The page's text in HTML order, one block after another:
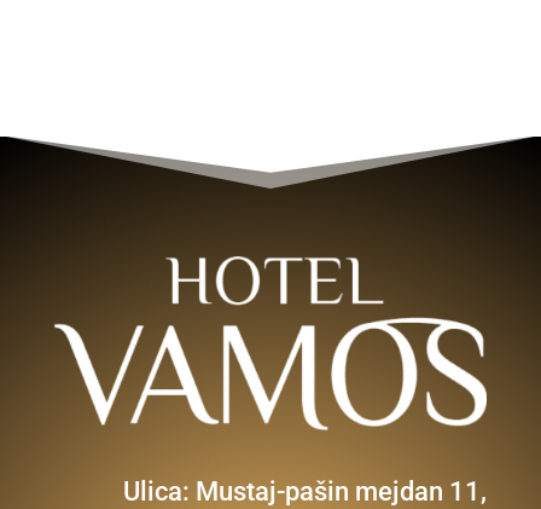
Ulica: Mustaj-pašin mejdan 11,